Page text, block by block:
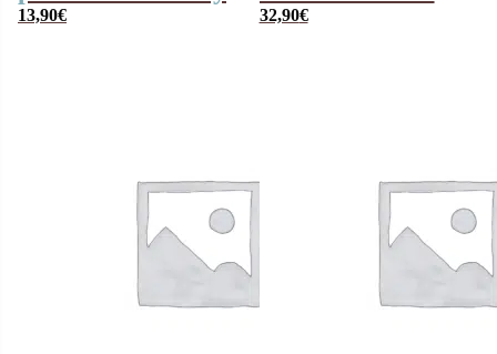
13,90€
– 30 cm
32,90€